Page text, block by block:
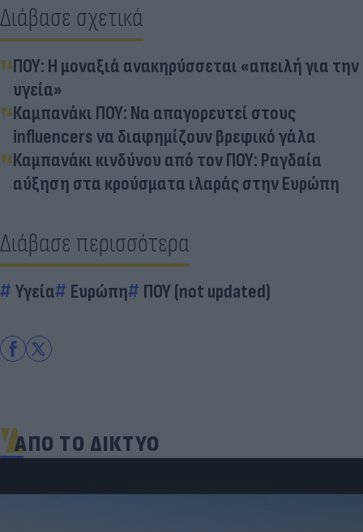
Διάβασε σχετικά
ΠΟΥ: Η μοναξιά ανακηρύσσεται «απειλή για την
υγεία»
Καμπανάκι ΠΟΥ: Να απαγορευτεί στους
influencers να διαφημίζουν βρεφικό γάλα
Καμπανάκι κινδύνου από τον ΠΟΥ: Ραγδαία
αύξηση στα κρούσματα ιλαράς στην Ευρώπη
Διάβασε περισσότερα
Υγεία Ευρώπη ΠΟΥ (not updated)
ΑΠΟ ΤΟ ΔΙΚΤΥΟ